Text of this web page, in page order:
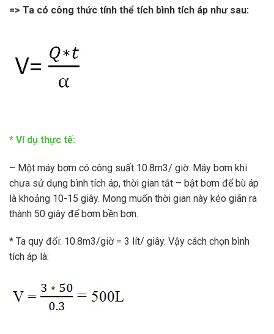
=> Ta có công thức tính thể tích bình tích áp như sau:
* Ví dụ thực tế:
– Một máy bơm có công suất 10.8m3/ giờ. Máy bơm khi
chưa sử dụng bình tích áp, thời gian tắt – bật bơm để bù áp
là khoảng 10-15 giây. Mong muốn thời gian này kéo giãn ra
thành 50 giây để bơm bền bơn.
* Ta quy đổi: 10.8m3/giờ = 3 lít/ giây. Vậy cách chọn bình
tích áp là: